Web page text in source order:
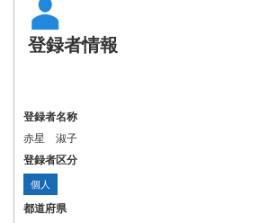
登録者情報
登録者名称
赤星 淑子
登録者区分
個人
都道府県